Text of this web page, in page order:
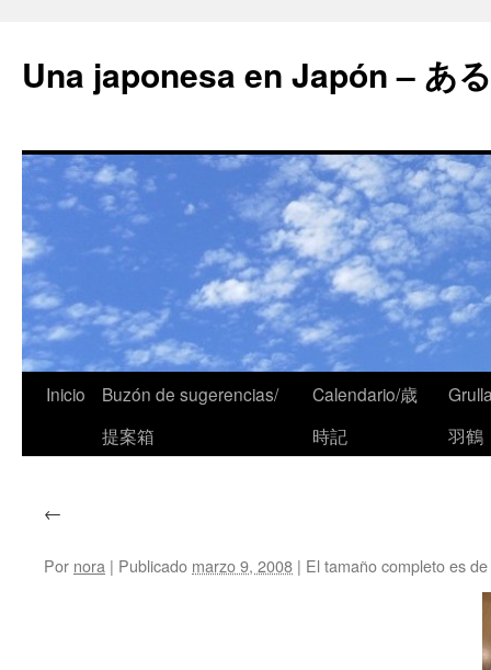
Una japonesa en Japón – あ
Saltar
Inicio
Buzón de sugerencias/
提案箱
Calendario/歳
時記
羽鶴
←
Por nora | Publicado marzo 9, 2008 | El tamaño completo es de